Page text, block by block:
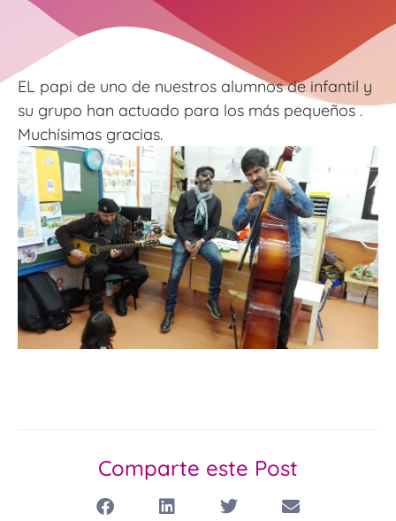
EL papi de uno de nuestros alumnos de infantil y
su grupo han actuado para los más pequeños .
Muchísimas gracias.
Comparte este Post